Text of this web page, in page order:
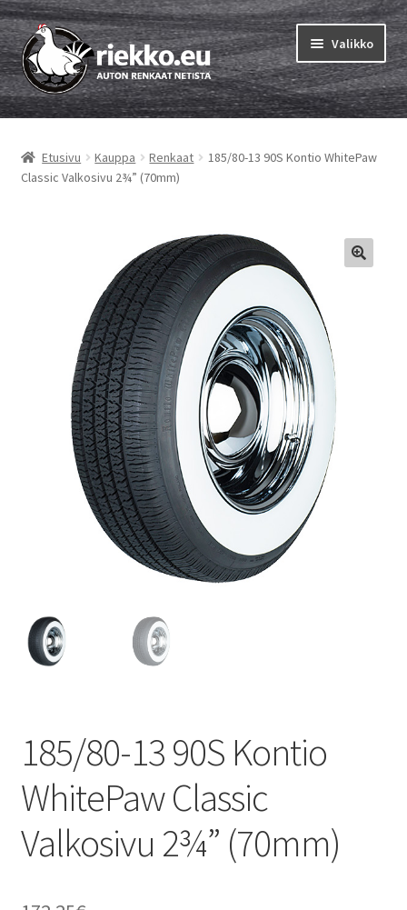
Siirry
navigointiin
Siirry
sisältöön
Valikko
Etusivu
Vinkit & ohjeet
Rengastestit
Etusivu Kauppa Renkaat
185/80-13 90S Kontio WhitePaw
Classic Valkosivu 2¾” (70mm)
185/80-13 90S Kontio
WhitePaw Classic
Valkosivu 2¾” (70mm)